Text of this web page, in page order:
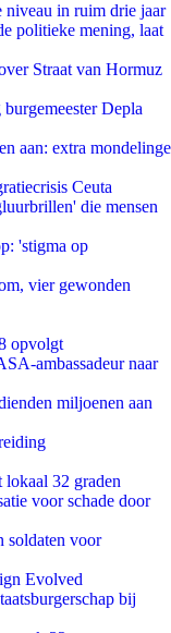
niveau in ruim drie jaar
politieke mening, laat
Straat van Hormuz
Depla
aan: extra mondelinge
Ceuta
die mensen
'stigma op
vier gewonden
opvolgt
ambassadeur naar
miljoenen aan
lokaal 32 graden
voor schade door
soldaten voor
Evolved
bij